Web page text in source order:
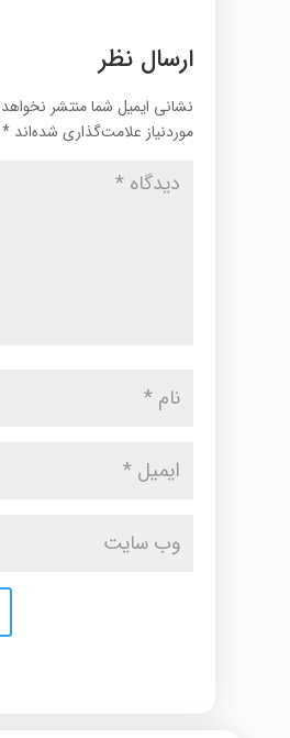
ارسال نظر
نشانی ایمیل شما منتشر
موردنیاز علامت‌گذاری شده‌اند *